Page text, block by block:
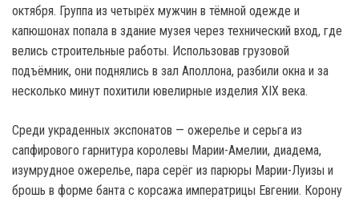
октября. Группа из четырёх мужчин в тёмной одежде и
капюшонах попала в здание музея через технический вход, где
велись строительные работы. Использовав грузовой
подъёмник, они поднялись в зал Аполлона, разбили окна и за
несколько минут похитили ювелирные изделия XIX века.
Среди украденных экспонатов — ожерелье и серьга из
сапфирового гарнитура королевы Марии-Амелии, диадема,
изумрудное ожерелье, пара серёг из парюры Марии-Луизы и
брошь в форме банта с корсажа императрицы Евгении. Корону